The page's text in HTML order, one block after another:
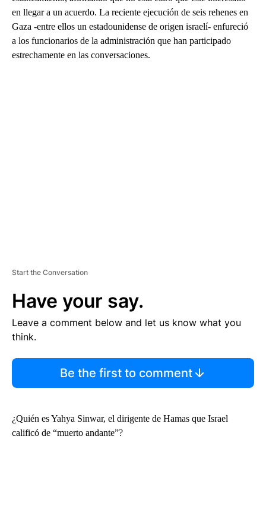
en llegar a un acuerdo. La reciente ejecución de seis rehenes en
Gaza -entre ellos un estadounidense de origen israelí- enfureció
a los funcionarios de la administración que han participado
estrechamente en las conversaciones.
Start the Conversation
Have your say.
Leave a comment below and let us know what you
think.
Be the first to comment
¿Quién es Yahya Sinwar, el dirigente de Hamas que Israel
calificó de “muerto andante”?